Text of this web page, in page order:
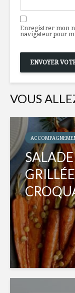
Enregistrer mon
navigateur pour
VOUS